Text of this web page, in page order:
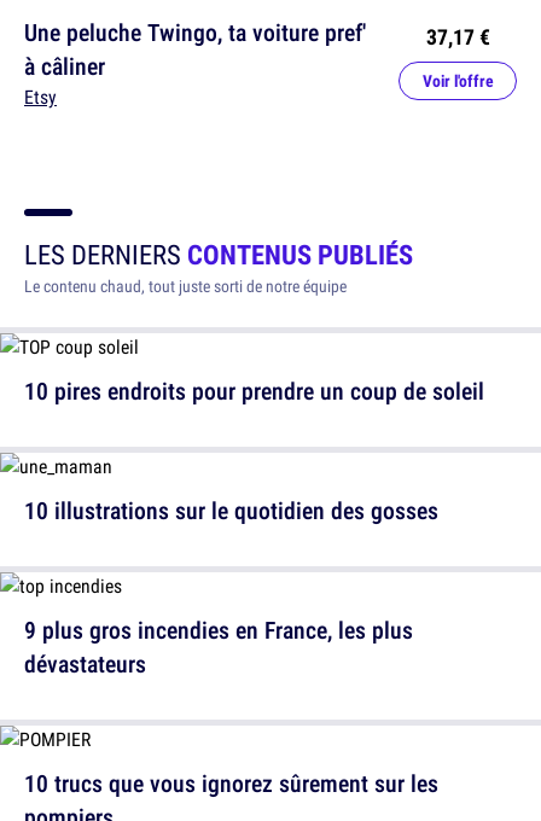
Une peluche Twingo, ta voiture pref'
à câliner
Etsy
37,17 €
Voir l'offre
LES DERNIERS CONTENUS PUBLIÉS
Le contenu chaud, tout juste sorti de notre équipe
10 pires endroits pour prendre un coup de soleil
9 plus gros incendies en France, les plus
dévastateurs
10 illustrations sur le quotidien des gosses
10 trucs que vous ignorez sûrement sur les